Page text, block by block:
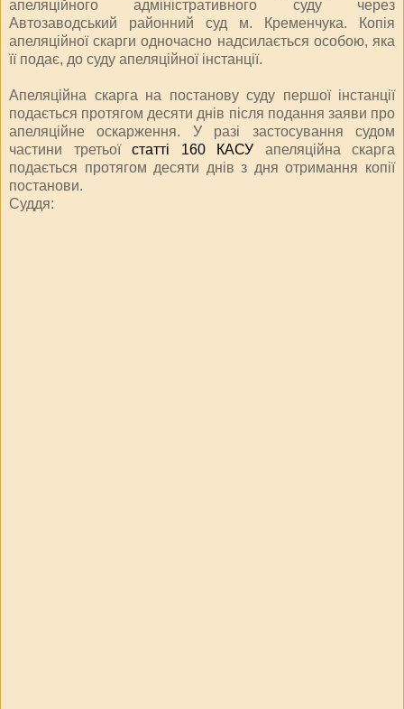
апеляційного адміністративного суду через
Автозаводський районний суд м. Кременчука. Копія
апеляційної скарги одночасно надсилається особою, яка
її подає, до суду апеляційної інстанції.
Апеляційна скарга на постанову суду першої інстанції
подається протягом десяти днів після подання заяви про
апеляційне оскарження. У разі застосування судом
частини третьої статті 160 КАСУ апеляційна скарга
подається протягом десяти днів з дня отримання копії
постанови.
Суддя: